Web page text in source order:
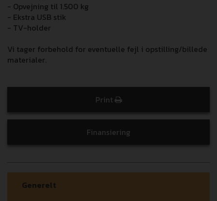
- Opvejning til 1.500 kg
- Ekstra USB stik
- TV-holder
Vi tager forbehold for eventuelle fejl i opstilling/billede
materialer.
Print
Finansiering
Generelt